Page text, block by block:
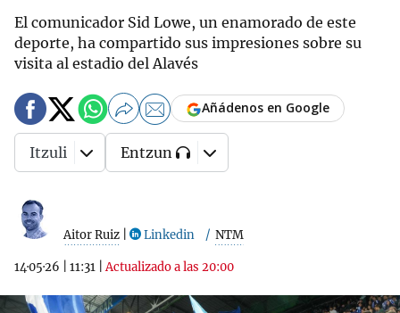
El comunicador Sid Lowe, un enamorado de este
deporte, ha compartido sus impresiones sobre su
visita al estadio del Alavés
Aitor Ruiz Linkedin NTM
14·05·26 11:31 |Actualizado a las 20:00
Añádenos en Google
Itzuli Entzun